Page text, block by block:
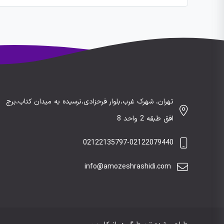
تهران، شهرک غرب،بلوار فرحزادی،نرسیده به میدان کتاب،برج
افق طبقه 2 واحد 8
02122135797-02122079440
info@amozeshrashidi.com